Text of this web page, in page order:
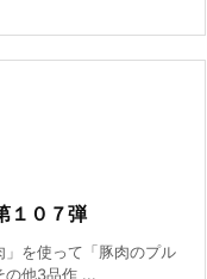
１０７弾
」を使って「豚肉のプル
の他3品作 ...